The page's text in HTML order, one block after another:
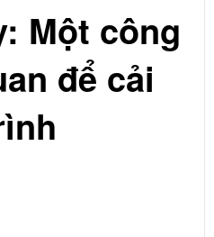
Một công
để cải